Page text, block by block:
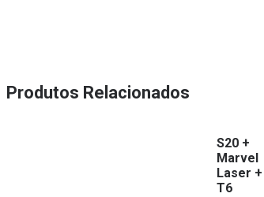
Produtos Relacionados
S20 +
Marvel
Laser +
T6